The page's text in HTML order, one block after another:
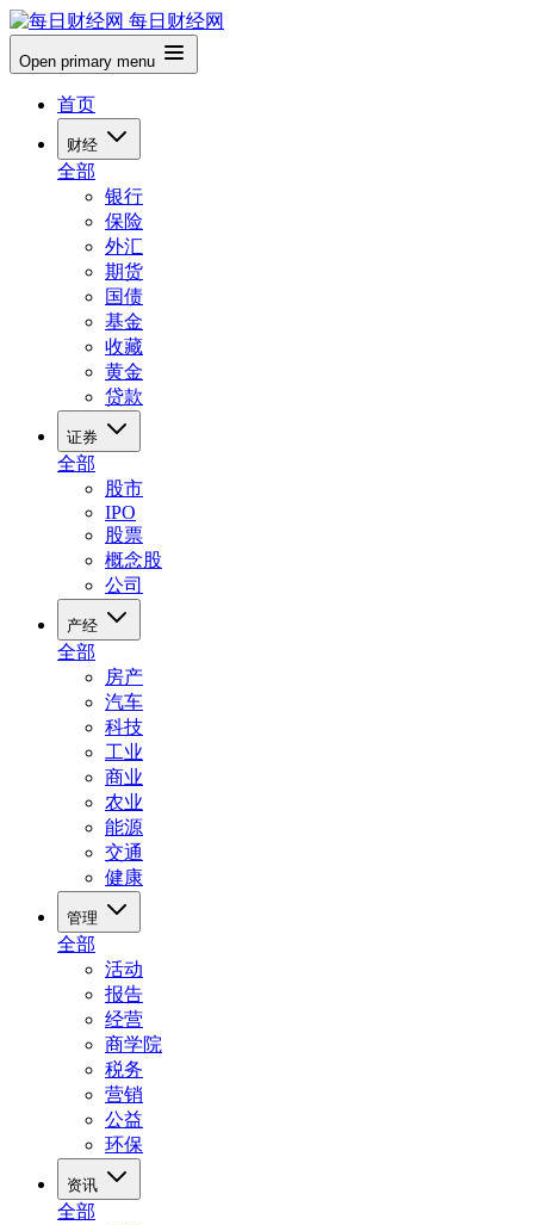
每日财经网
Open primary menu
首页
财经
全部
银行
保险
外汇
期货
国债
基金
收藏
黄金
贷款
证券
全部
股市
IPO
股票
概念股
公司
产经
全部
房产
汽车
科技
工业
商业
农业
能源
交通
健康
管理
全部
活动
报告
经营
商学院
税务
营销
公益
环保
资讯
全部